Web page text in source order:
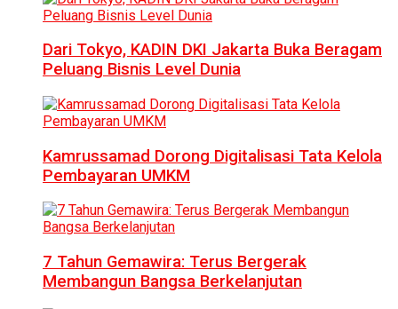
Dari Tokyo, KADIN DKI Jakarta Buka Beragam
Peluang Bisnis Level Dunia
Kamrussamad Dorong Digitalisasi Tata Kelola
Pembayaran UMKM
7 Tahun Gemawira: Terus Bergerak
Membangun Bangsa Berkelanjutan